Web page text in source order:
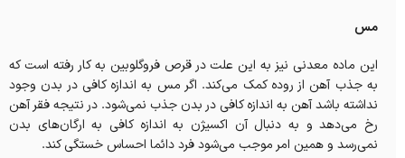
مس
این ماده معدنی نیز به این علت در قرص فروگلوبین به کار رفته است که
به جذب آهن از روده کمک می‌کند. اگر مس به اندازه کافی در بدن وجود
نداشته باشد آهن به اندازه کافی در بدن جذب نمی‌شود. در نتیجه فقر آهن
رخ می‌دهد و به دنبال آن اکسیژن به اندازه کافی به ارگان‌های بدن
نمی‌رسد و همین امر موجب می‌شود فرد دائما احساس خستگی کند.